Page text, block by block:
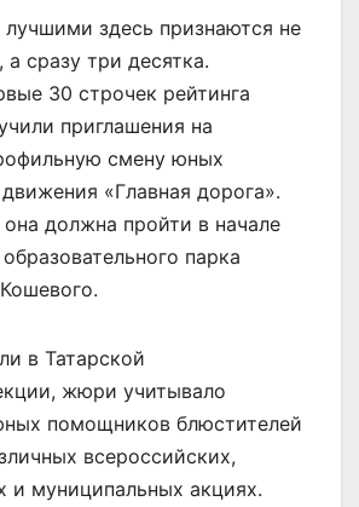
здесь признаются не
сразу три десятка.
30 строчек рейтинга
приглашения на
смену юных
«Главная дорога».
должна пройти в начале
парка
в Татарской
жюри учитывало
помощников блюстителей
всероссийских,
и муниципальных акциях.